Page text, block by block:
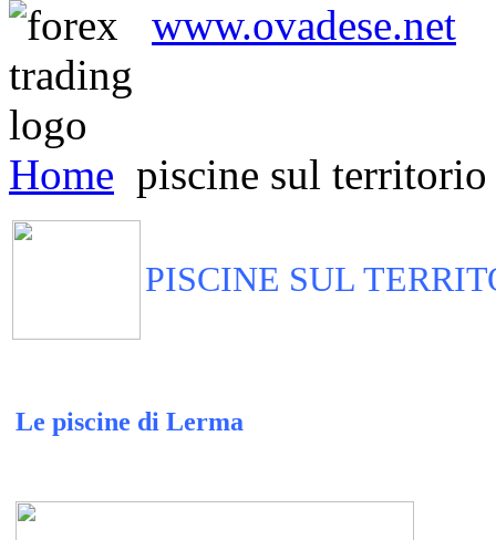
www.ovadese.net
Home piscine sul territorio
PISCINE SUL
Le piscine di Lerma